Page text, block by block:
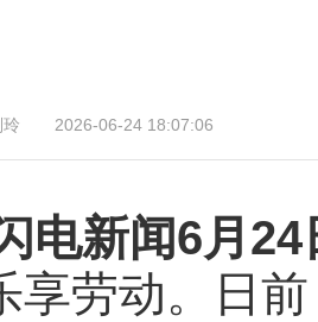
2026-06-24 18:07:06
电新闻6月24
享劳动。日